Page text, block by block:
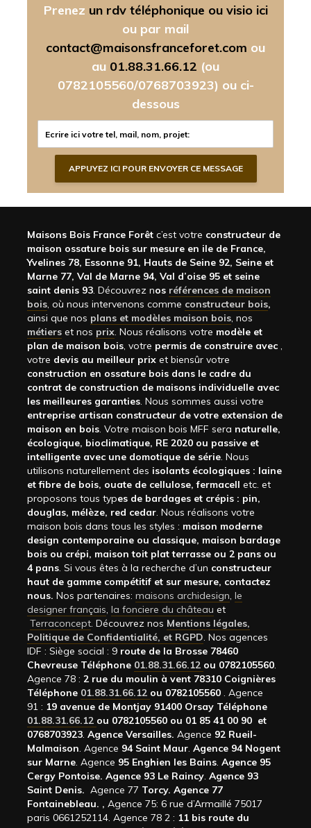
Prenez un rdv téléphonique ou visio ici
ou par mail
contact@maisonsfranceforet.com ou
au 01.88.31.66.12 (ou
0782105560/0768703923) ou ci-
dessous
Maisons Bois France Forêt c’est votre constructeur de
maison ossature bois sur mesure en ile de France,
Yvelines 78, Essonne 91, Hauts de Seine 92, Seine et
Marne 77, Val de Marne 94, Val d’oise 95 et seine
saint denis 93. Découvrez nos références de maison
bois, où nous intervenons comme constructeur bois,
ainsi que nos plans et modèles maison bois, nos
métiers et nos prix. Nous réalisons votre modèle et
plan de maison bois, votre permis de construire avec ,
votre devis au meilleur prix et biensûr votre
construction en ossature bois dans le cadre du
contrat de construction de maisons individuelle avec
les meilleures garanties. Nous sommes aussi votre
entreprise artisan constructeur de votre extension de
maison en bois. Votre maison bois MFF sera naturelle,
écologique, bioclimatique, RE 2020 ou passive et
intelligente avec une domotique de série. Nous
utilisons naturellement des isolants écologiques : laine
et fibre de bois, ouate de cellulose, fermacell etc. et
proposons tous types de bardages et crépis : pin,
douglas, mélèze, red cedar. Nous réalisons votre
maison bois dans tous les styles : maison moderne
design contemporaine ou classique, maison bardage
bois ou crépi, maison toit plat terrasse ou 2 pans ou
4 pans. Si vous êtes à la recherche d’un constructeur
haut de gamme compétitif et sur mesure, contactez
nous. Nos partenaires: maisons archidesign, le
designer français, la fonciere du château et
Terraconcept. Découvrez nos Mentions légales,
Politique de Confidentialité, et RGPD. Nos agences
IDF : Siège social : 9 route de la Brosse 78460
Chevreuse Téléphone 01.88.31.66.12 ou 0782105560.
Agence 78 : 2 rue du moulin à vent 78310 Coignières
Téléphone 01.88.31.66.12 ou 0782105560 . Agence
91 : 19 avenue de Montjay 91400 Orsay Téléphone
01.88.31.66.12 ou 0782105560 ou 01 85 41 00 90 et
0768703923. Agence Versailles. Agence 92 Rueil-
Malmaison. Agence 94 Saint Maur. Agence 94 Nogent
sur Marne. Agence 95 Enghien les Bains. Agence 95
Cergy Pontoise. Agence 93 Le Raincy. Agence 93
Saint Denis. Agence 77 Torcy. Agence 77
Fontainebleau. , Agence 75: 6 rue d’Armaillé 75017
paris 0661252114. Agence 78 2 : 11 bis route du